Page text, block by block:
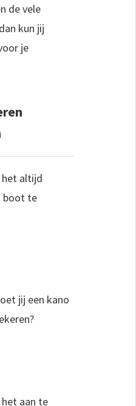
de vele
kun jij
je
het altijd
boot te
jij een kano
aan te